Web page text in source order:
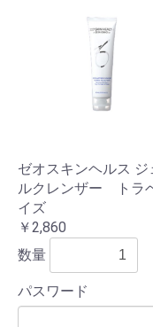
ゼオスキンヘルス ジ
ルクレンザー トラ
イズ
￥2,860
数量
パスワード